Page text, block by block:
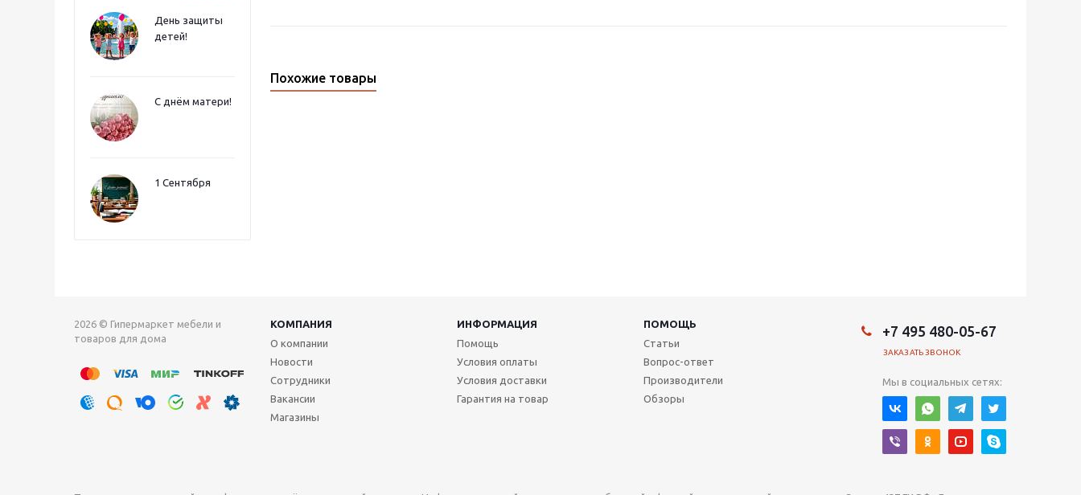
День защиты
детей!
С днём матери!
1 Сентября
Похожие товары
2026 © Гипермаркет мебели и
товаров для дома
КОМПАНИЯ ИНФОРМАЦИЯ
ПОМОЩЬ
О компании
Новости
Сотрудники
Вакансии
Магазины
Помощь
Условия оплаты
Условия доставки
Гарантия на товар
Статьи
Вопрос-ответ
Производители
Обзоры
+7 495 480-05-67
ЗАКАЗАТЬ ЗВОНОК
Мы в социальных сетях: